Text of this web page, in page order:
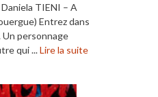
TIENI – A
Entrez dans
Un personnage
qui ...Lire la suite